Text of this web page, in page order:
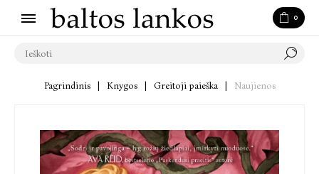
0
Pagrindinis Knygos Greitoji paieška Naujienos